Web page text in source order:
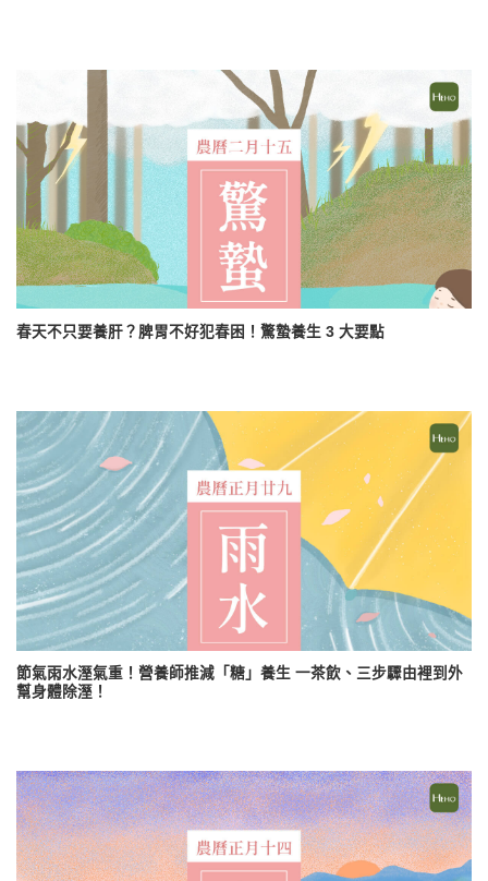
春天不只要養肝？脾胃不好犯春困！驚蟄養生 3 大要點
節氣雨水溼氣重！營養師推減「糖」養生 一茶飲、三步驟由裡到外
幫身體除溼！